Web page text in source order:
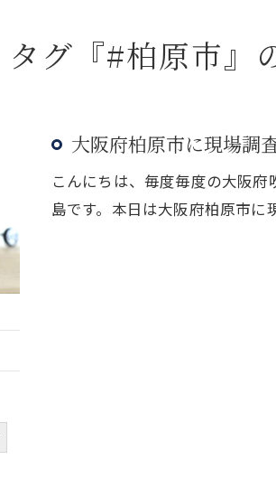
タグ『#柏原市』
大阪府柏原市に現場調
こんにちは、毎度毎度の大阪
島です。本日は大阪府柏原市に